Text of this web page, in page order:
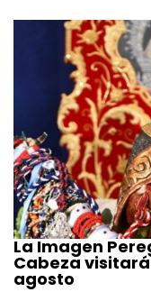
La Imagen
Cabeza visitará
agosto